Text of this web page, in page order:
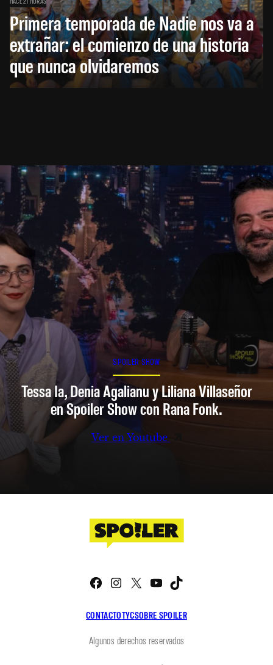
Primera temporada de Nadie nos va a
extrañar: el comienzo de una historia
que nunca olvidaremos
SPOILER SHOW
Tessa Ia, Denia Agalianu y Liliana Villaseñor
en Spoiler Show con Rana Fonk.
Ver en Youtube
CONTACTOTYCSOBRE SPOILER
Facebook
Instagram
X YouTube
Algunos derechos reservados